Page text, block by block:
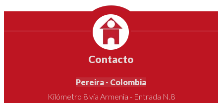
Contacto
Pereira - Colombia
Kilómetro 8 vía Armenia - Entrada N.8